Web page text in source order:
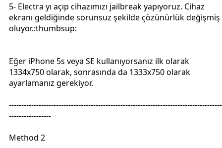
5- Electra yı açıp cihazımızı jailbreak yapıyoruz. Cihaz
ekranı geldiğinde sorunsuz şekilde çözünürlük değişmiş
oluyor.:thumbsup:
Eğer iPhone 5s veya SE kullanıyorsanız ilk olarak
1334x750 olarak, sonrasında da 1333x750 olarak
ayarlamanız gerekiyor.
--------------------------------------------------------------------------------------
-----------------
Method 2